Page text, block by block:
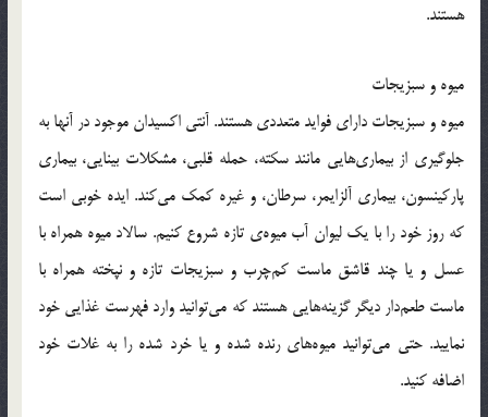
هستند.
میوه و سبزیجات
میوه و سبزیجات دارای فواید متعددی هستند. آنتی اکسیدان موجود در آنها به
جلوگیری از بیماری‌هایی مانند سکته، حمله قلبی، مشکلات بینایی، بیماری
پارکینسون، بیماری آلزایمر، سرطان، و غیره کمک می‌کند. ایده خوبی است
که روز خود را با یک لیوان آب میوه‌ی تازه شروع کنیم. سالاد میوه همراه با
عسل و یا چند قاشق ماست کم‌چرب و سبزیجات تازه و نپخته همراه با
ماست طعم‌دار دیگر گزینه‌هایی هستند که می‌توانید وارد فهرست غذایی خود
نمایید. حتی می‌توانید میوه‌های رنده شده و یا خرد شده را به غلات خود
اضافه کنید.